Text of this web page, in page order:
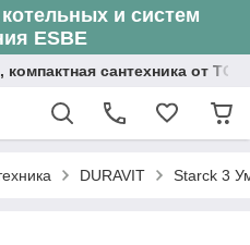
и систем
ESBE
сантехника от
DURAVIT Starck 3